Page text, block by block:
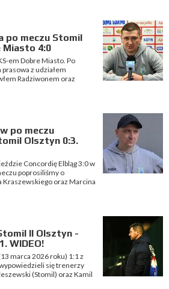
po meczu Stomil
Miasto 4:0
em Dobre Miasto. Po
z udziałem
Radziwonem oraz
po meczu
Olsztyn 0:3.
Concordię Elbląg 3:0 w
poprosiliśmy o
oraz Marcina
II Olsztyn -
WIDEO!
marca 2026 roku) 1:1 z
się trenerzy
(Stomil) oraz Kamil